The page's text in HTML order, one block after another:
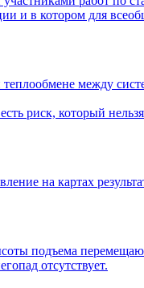
и в котором для
между
риск, который
на картах
подъема
отсутствует.